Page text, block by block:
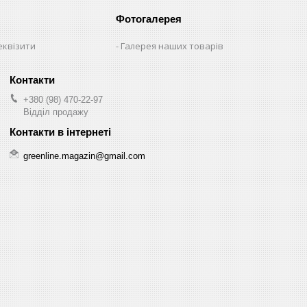
Фотогалерея
Галерея наших товарів
+380 (98) 470-22-97
Відділ продажу
greenline.magazin@gmail.com